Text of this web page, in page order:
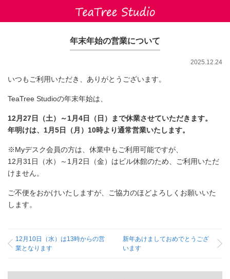
年末年始の営業について
2025.12.24
いつもご利用いただき、ありがとうございます。
TeaTree Studioの年末年始は、
12月27日（土）～1月4日（日）まで休業させていただきます。
年明けは、1月5日（月）10時より通常営業いたします。
※Myデスク会員の方は、休業中もご利用可能ですが、
12月31日（水）～1月2日（金）はビル休館のため、ご利用いただ
けません。
ご不便をおかけいたしますが、ご協力のほどよろしくお願いいた
します。
12月10日（水）は13時からの営
業となります
新年あけましておめでとうござ
います